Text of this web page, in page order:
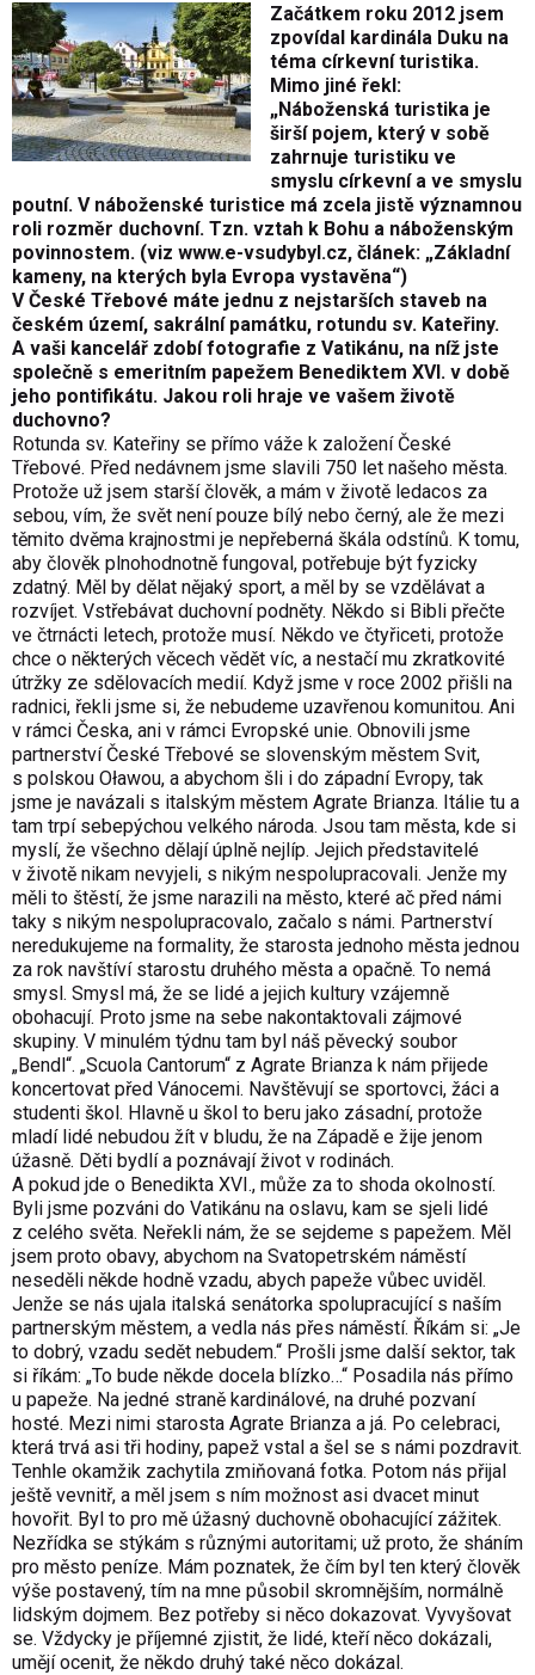
Začátkem roku 2012 jsem
zpovídal kardinála Duku na
téma církevní turistika.
Mimo jiné řekl:
„Náboženská turistika je
širší pojem, který v sobě
zahrnuje turistiku ve
smyslu církevní a ve smyslu
poutní. V náboženské turistice má zcela jistě významnou
roli rozměr duchovní. Tzn. vztah k Bohu a náboženským
povinnostem. (viz www.e-vsudybyl.cz, článek: „Základní
kameny, na kterých byla Evropa vystavěna“)
V České Třebové máte jednu z nejstarších staveb na
českém území, sakrální památku, rotundu sv. Kateřiny.
A vaši kancelář zdobí fotografie z Vatikánu, na níž jste
společně s emeritním papežem Benediktem XVI. v době
jeho pontifikátu. Jakou roli hraje ve vašem životě
duchovno?
Rotunda sv. Kateřiny se přímo váže k založení České
Třebové. Před nedávnem jsme slavili 750 let našeho města.
Protože už jsem starší člověk, a mám v životě ledacos za
sebou, vím, že svět není pouze bílý nebo černý, ale že mezi
těmito dvěma krajnostmi je nepřeberná škála odstínů. K tomu,
aby člověk plnohodnotně fungoval, potřebuje být fyzicky
zdatný. Měl by dělat nějaký sport, a měl by se vzdělávat a
rozvíjet. Vstřebávat duchovní podněty. Někdo si Bibli přečte
ve čtrnácti letech, protože musí. Někdo ve čtyřiceti, protože
chce o některých věcech vědět víc, a nestačí mu zkratkovité
útržky ze sdělovacích medií. Když jsme v roce 2002 přišli na
radnici, řekli jsme si, že nebudeme uzavřenou komunitou. Ani
v rámci Česka, ani v rámci Evropské unie. Obnovili jsme
partnerství České Třebové se slovenským městem Svit,
s polskou Oławou, a abychom šli i do západní Evropy, tak
jsme je navázali s italským městem Agrate Brianza. Itálie tu a
tam trpí sebepýchou velkého národa. Jsou tam města, kde si
myslí, že všechno dělají úplně nejlíp. Jejich představitelé
v životě nikam nevyjeli, s nikým nespolupracovali. Jenže my
měli to štěstí, že jsme narazili na město, které ač před námi
taky s nikým nespolupracovalo, začalo s námi. Partnerství
neredukujeme na formality, že starosta jednoho města jednou
za rok navštíví starostu druhého města a opačně. To nemá
smysl. Smysl má, že se lidé a jejich kultury vzájemně
obohacují. Proto jsme na sebe nakontaktovali zájmové
skupiny. V minulém týdnu tam byl náš pěvecký soubor
„Bendl“. „Scuola Cantorum“ z Agrate Brianza k nám přijede
koncertovat před Vánocemi. Navštěvují se sportovci, žáci a
studenti škol. Hlavně u škol to beru jako zásadní, protože
mladí lidé nebudou žít v bludu, že na Západě e žije jenom
úžasně. Děti bydlí a poznávají život v rodinách.
A pokud jde o Benedikta XVI., může za to shoda okolností.
Byli jsme pozváni do Vatikánu na oslavu, kam se sjeli lidé
z celého světa. Neřekli nám, že se sejdeme s papežem. Měl
jsem proto obavy, abychom na Svatopetrském náměstí
neseděli někde hodně vzadu, abych papeže vůbec uviděl.
Jenže se nás ujala italská senátorka spolupracující s naším
partnerským městem, a vedla nás přes náměstí. Říkám si: „Je
to dobrý, vzadu sedět nebudem.“ Prošli jsme další sektor, tak
si říkám: „To bude někde docela blízko…“ Posadila nás přímo
u papeže. Na jedné straně kardinálové, na druhé pozvaní
hosté. Mezi nimi starosta Agrate Brianza a já. Po celebraci,
která trvá asi tři hodiny, papež vstal a šel se s námi pozdravit.
Tenhle okamžik zachytila zmiňovaná fotka. Potom nás přijal
ještě vevnitř, a měl jsem s ním možnost asi dvacet minut
hovořit. Byl to pro mě úžasný duchovně obohacující zážitek.
Nezřídka se stýkám s různými autoritami; už proto, že sháním
pro město peníze. Mám poznatek, že čím byl ten který člověk
výše postavený, tím na mne působil skromnějším, normálně
lidským dojmem. Bez potřeby si něco dokazovat. Vyvyšovat
se. Vždycky je příjemné zjistit, že lidé, kteří něco dokázali,
umějí ocenit, že někdo druhý také něco dokázal.